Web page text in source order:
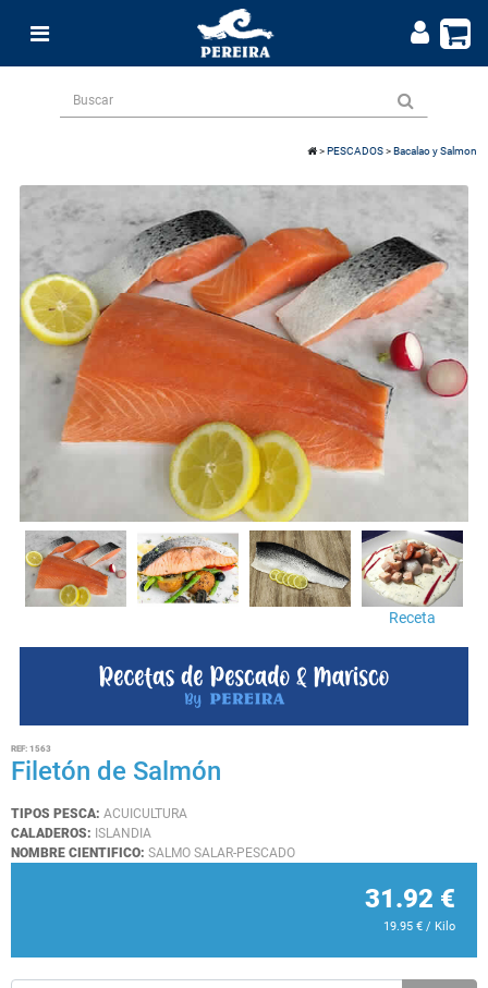
>PESCADOS>Bacalao y Salmon
Receta
REF: 1563
Filetón de Salmón
TIPOS PESCA: ACUICULTURA
CALADEROS: ISLANDIA
NOMBRE CIENTIFICO: SALMO SALAR-PESCADO
31.92 €
19.95 € / Kilo